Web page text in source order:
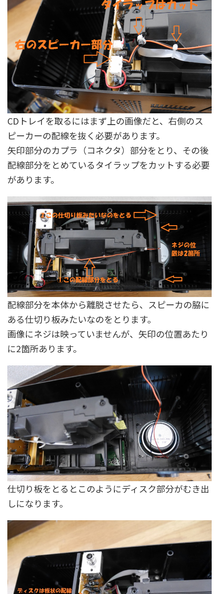
CDトレイを取るにはまず上の画像だと、右側のス
ピーカーの配線を抜く必要があります。
矢印部分のカプラ（コネクタ）部分をとり、その後
配線部分をとめているタイラップをカットする必要
があります。
配線部分を本体から離脱させたら、スピーカの脇に
ある仕切り板みたいなのをとります。
画像にネジは映っていませんが、矢印の位置あたり
に2箇所あります。
仕切り板をとるとこのようにディスク部分がむき出
しになります。